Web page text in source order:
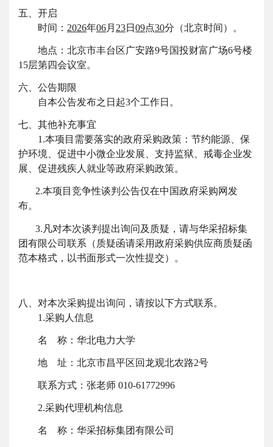
五、开启
时间： 2026年06月 23日 09点30分 （北京时间） 。
地点： 北京市丰台区广安路9号国投财富广场6号楼
15层第四会议室。
六、公告期限
自本公告发布之日起3个工作日。
七、其他补充事宜
1.本项目需要落实的政府采购政策：节约能源、保
护环境、促进中小微企业发展、支持监狱、戒毒企业发
展、促进残疾人就业等政府采购政策。
2.本项目竞争性谈判公告仅在中国政府采购网发
布。
3.凡对本次谈判提出询问及质疑，请与华采招标集
团有限公司联系（质疑函请采用政府采购供应商质疑函
范本格式，以书面形式一次性提交）。
八、对本次采购提出询问，请按以下方式联系。
1.采购人信息
名 称：华北电力大学
地 址： 北京市昌平区回龙观北农路2号
联系方式： 张老师 010-61772996
2.采购代理机构信息
名 称：华采招标集团有限公司